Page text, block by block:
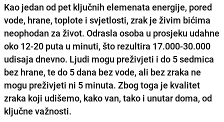
Kao jedan od pet ključnih elemenata energije, pored
vode, hrane, toplote i svjetlosti, zrak je živim bićima
neophodan za život. Odrasla osoba u prosjeku udahne
oko 12-20 puta u minuti, što rezultira 17.000-30.000
udisaja dnevno. Ljudi mogu preživjeti i do 5 sedmica
bez hrane, te do 5 dana bez vode, ali bez zraka ne
mogu preživjeti ni 5 minuta. Zbog toga je kvalitet
zraka koji udišemo, kako van, tako i unutar doma, od
ključne važnosti.